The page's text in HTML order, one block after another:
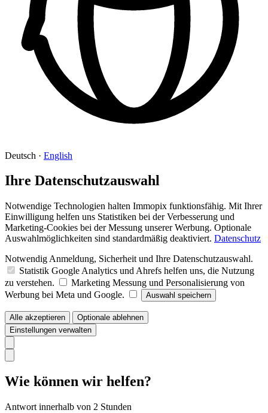
Deutsch · English
Ihre Datenschutzauswahl
Notwendige Technologien halten Immopix funktionsfähig. Mit Ihrer
Einwilligung helfen uns Statistiken bei der Verbesserung und
Marketing-Cookies bei der Messung unserer Werbung. Optionale
Auswahlmöglichkeiten sind standardmäßig deaktiviert. Datenschutz
Notwendig Anmeldung, Sicherheit und Ihre Datenschutzauswahl.
Statistik Google Analytics und Ahrefs helfen uns, die Nutzung
zu verstehen.
Marketing Messung und Personalisierung von
Werbung bei Meta und Google.
Auswahl speichern
Alle akzeptieren
Optionale ablehnen
Einstellungen verwalten
Wie können wir helfen?
Antwort innerhalb von 2 Stunden